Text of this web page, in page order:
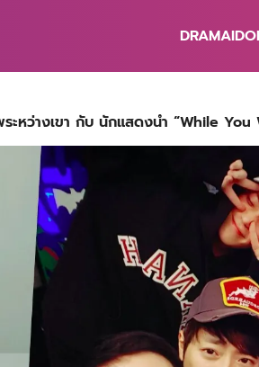
DRAMA
ะหว่างเขา กับ นักแสดงนำ “While